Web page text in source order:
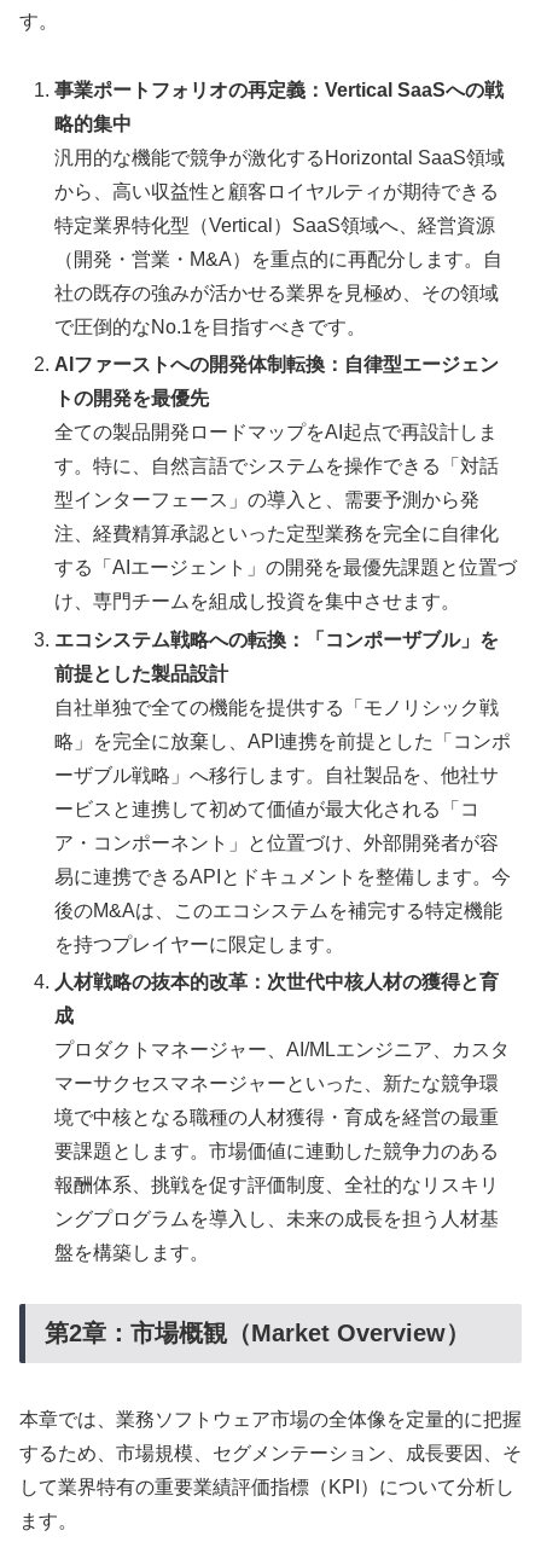
す。
事業ポートフォリオの再定義：Vertical SaaSへの戦
略的集中
汎用的な機能で競争が激化するHorizontal SaaS領域
から、高い収益性と顧客ロイヤルティが期待できる
特定業界特化型（Vertical）SaaS領域へ、経営資源
（開発・営業・M&A）を重点的に再配分します。自
社の既存の強みが活かせる業界を見極め、その領域
で圧倒的なNo.1を目指すべきです。
AIファーストへの開発体制転換：自律型エージェン
トの開発を最優先
全ての製品開発ロードマップをAI起点で再設計しま
す。特に、自然言語でシステムを操作できる「対話
型インターフェース」の導入と、需要予測から発
注、経費精算承認といった定型業務を完全に自律化
する「AIエージェント」の開発を最優先課題と位置づ
け、専門チームを組成し投資を集中させます。
エコシステム戦略への転換：「コンポーザブル」を
前提とした製品設計
自社単独で全ての機能を提供する「モノリシック戦
略」を完全に放棄し、API連携を前提とした「コンポ
ーザブル戦略」へ移行します。自社製品を、他社サ
ービスと連携して初めて価値が最大化される「コ
ア・コンポーネント」と位置づけ、外部開発者が容
易に連携できるAPIとドキュメントを整備します。今
後のM&Aは、このエコシステムを補完する特定機能
を持つプレイヤーに限定します。
人材戦略の抜本的改革：次世代中核人材の獲得と育
成
プロダクトマネージャー、AI/MLエンジニア、カスタ
マーサクセスマネージャーといった、新たな競争環
境で中核となる職種の人材獲得・育成を経営の最重
要課題とします。市場価値に連動した競争力のある
報酬体系、挑戦を促す評価制度、全社的なリスキリ
ングプログラムを導入し、未来の成長を担う人材基
盤を構築します。
第2章：市場概観（Market Overview）
本章では、業務ソフトウェア市場の全体像を定量的に把握
するため、市場規模、セグメンテーション、成長要因、そ
して業界特有の重要業績評価指標（KPI）について分析し
ます。